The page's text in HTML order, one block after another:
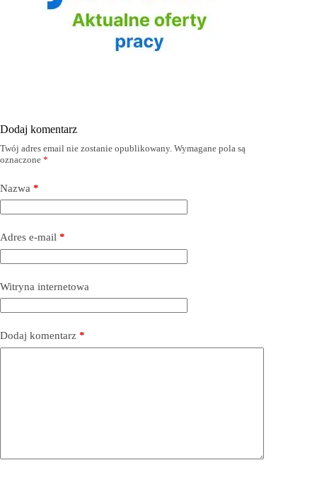
Dodaj komentarz
Twój adres email nie zostanie opublikowany. Wymagane pola są
oznaczone *
Nazwa *
Adres e-mail *
Witryna internetowa
Dodaj komentarz *